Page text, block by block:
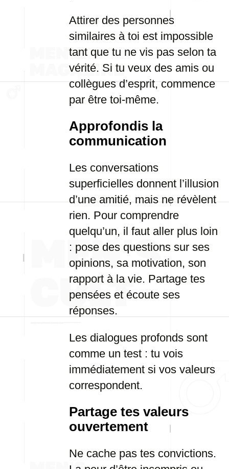
Attirer des personnes
similaires à toi est impossible
tant que tu ne vis pas selon ta
vérité. Si tu veux des amis ou
collègues d’esprit, commence
par être toi-même.
Approfondis la
communication
Les conversations
superficielles donnent l’illusion
d’une amitié, mais ne révèlent
rien. Pour comprendre
quelqu’un, il faut aller plus loin
: pose des questions sur ses
opinions, sa motivation, son
rapport à la vie. Partage tes
pensées et écoute ses
réponses.
Les dialogues profonds sont
comme un test : tu vois
immédiatement si vos valeurs
correspondent.
Partage tes valeurs
ouvertement
Ne cache pas tes convictions.